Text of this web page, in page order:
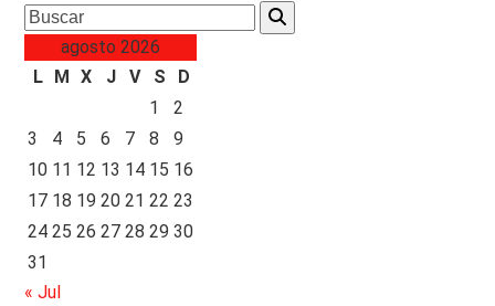
Search
agosto 2026
L M X J V S
D
1
2
3
4 5 6 7 8
9
10 11 12 13 14 15 16
17 18 19 20 21 22 23
24 25 26 27 28 29 30
31
« Jul